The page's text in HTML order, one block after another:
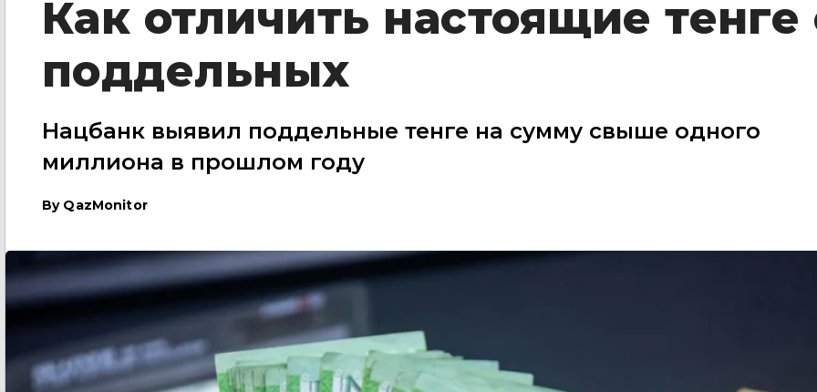
Как отличить настоящие тенге
поддельных
Нацбанк выявил поддельные тенге на сумму свыше одного
миллиона в прошлом году
By QazMonitor